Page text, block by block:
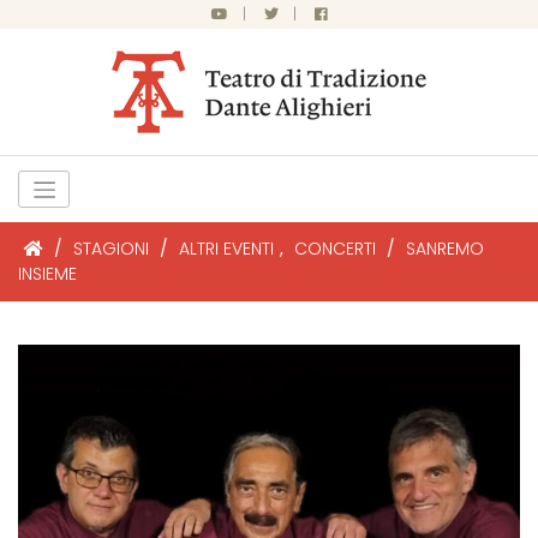
| |
/ STAGIONI / ALTRI EVENTI , CONCERTI / SANREMO
INSIEME